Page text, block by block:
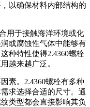
以确保材料内部结构的
用于接触海洋环境或化
或腐蚀性气体中能够有
种特性使得2.4360螺栓
越来越广泛。
素。2.4360螺栓有多种
求选择合适的尺寸。通
类型都会直接影响其负